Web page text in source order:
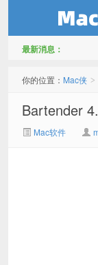
最新消息：
你的位置： Mac侠 >
Bartender
Mac软件